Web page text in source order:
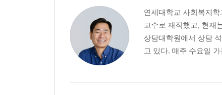
연세대학교 사회복지
교수로 재직했고, 현재
상담대학원에서 상담
고 있다. 매주 수요일